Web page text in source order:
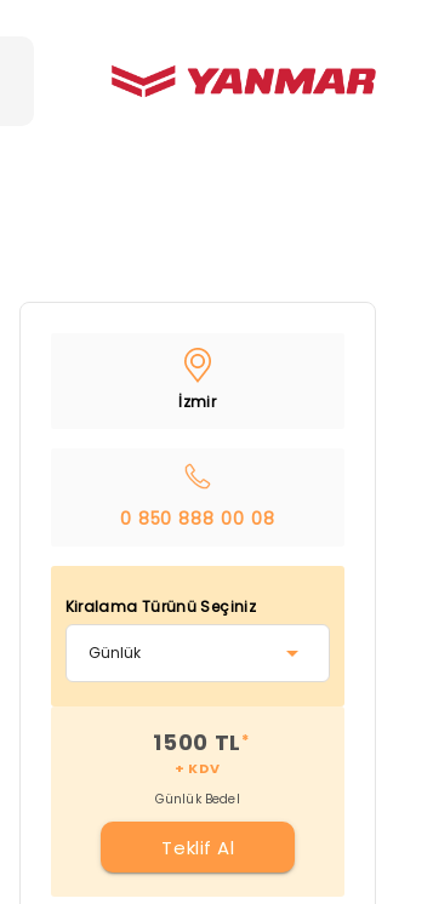
İzmir
0 850 888 00 08
Kiralama Türünü Seçiniz
1500 TL*
+ KDV
Günlük Bedel
Teklif Al